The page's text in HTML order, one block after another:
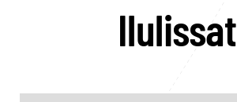
Ilulissat